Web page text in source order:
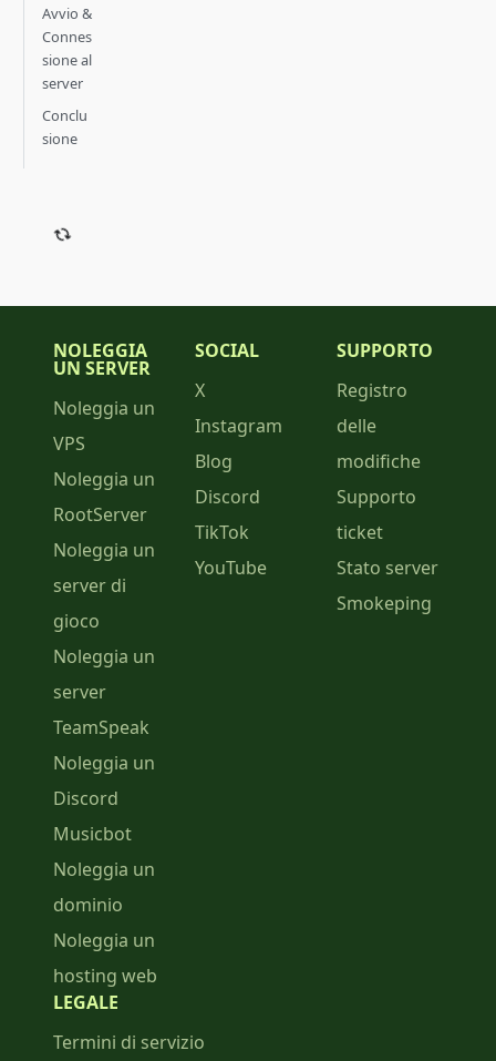
Avvio &
Connes
sione al
server
Conclu
sione
NOLEGGIA
UN SERVER
Noleggia un
VPS
Noleggia un
RootServer
Noleggia un
server di
gioco
Noleggia un
server
TeamSpeak
Noleggia un
Discord
Musicbot
Noleggia un
dominio
Noleggia un
hosting web
SOCIAL
X
Instagram
Blog
Discord
TikTok
YouTube
SUPPORTO
Registro
delle
modifiche
Supporto
ticket
Stato server
Smokeping
LEGALE
Termini di servizio